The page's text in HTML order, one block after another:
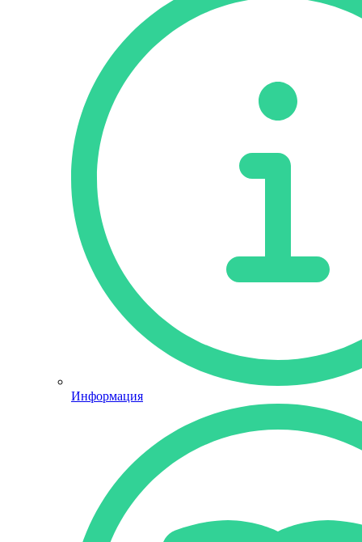
Информация